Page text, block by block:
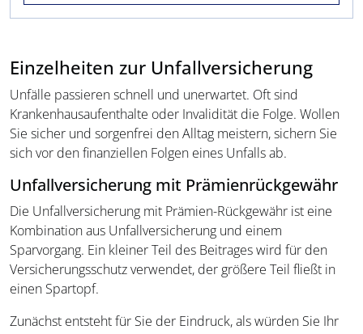
Einzelheiten zur Unfallversicherung
Unfälle passieren schnell und unerwartet. Oft sind
Krankenhausaufenthalte oder Invalidität die Folge. Wollen
Sie sicher und sorgenfrei den Alltag meistern, sichern Sie
sich vor den finanziellen Folgen eines Unfalls ab.
Unfallversicherung mit Prämienrückgewähr
Die Unfallversicherung mit Prämien-Rückgewähr ist eine
Kombination aus Unfallversicherung und einem
Sparvorgang. Ein kleiner Teil des Beitrages wird für den
Versicherungsschutz verwendet, der größere Teil fließt in
einen Spartopf.
Zunächst entsteht für Sie der Eindruck, als würden Sie Ihr